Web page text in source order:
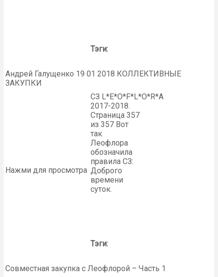
Тэги:
Андрей Галущенко 19 01 2018 КОЛЛЕКТИВНЫЕ
ЗАКУПКИ
Нажми для просмотра
СЗ L*E*O*F*L*O*R*A
2017-2018.
Страница 357
из 357 Вот
так
Леофлора
обозначила
правила СЗ:
Доброго
времени
суток.
Тэги:
Совместная закупка с Леофлорой – Часть 1